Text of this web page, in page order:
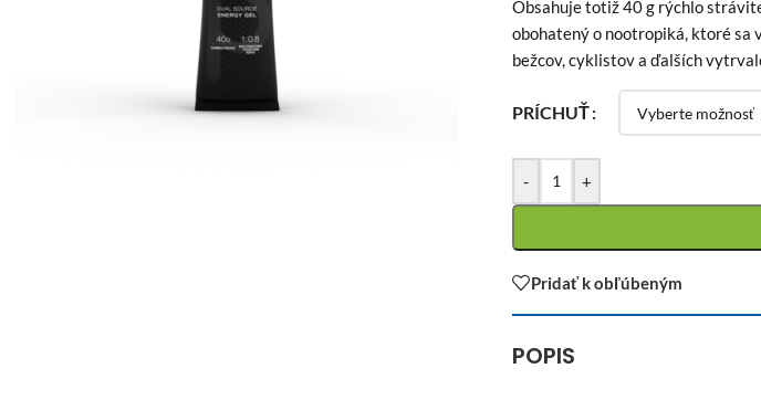
Obsahuje totiž 40 g rýchlo
obohatený o nootropiká, ktoré sa
bežcov, cyklistov a ďalších
PRÍCHUŤ
- +
Pridať k obľúbeným
POPIS